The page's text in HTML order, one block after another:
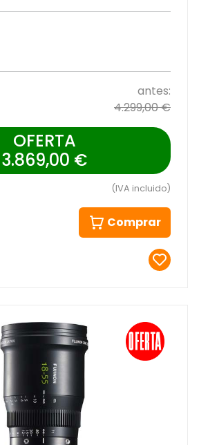
antes:
4.299,00 €
OFERTA
3.869,00 €
(IVA incluido)
Comprar